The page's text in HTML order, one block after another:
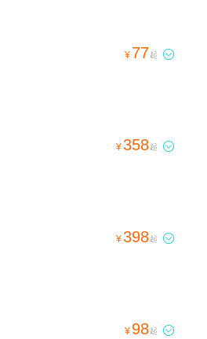
¥ 77起 
¥358起 
¥398起 
¥ 98起 